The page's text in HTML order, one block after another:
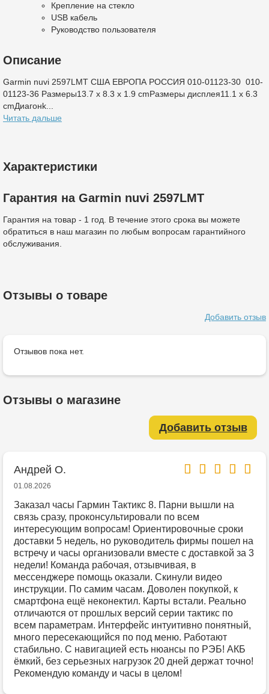
Крепление на стекло
USB кабель
Руководство пользователя
Описание
Garmin nuvi 2597LMT США ЕВРОПА РОССИЯ 010-01123-30 010-
01123-36 Размеры13.7 x 8.3 x 1.9 cmРазмеры дисплея11.1 x 6.3
cmДиагонk...
Читать дальше
Характеристики
Гарантия на Garmin nuvi 2597LMT
Гарантия на товар - 1 год. В течение этого срока вы можете
обратиться в наш магазин по любым вопросам гарантийного
обслуживания.
Отзывы о товаре
Добавить отзыв
Отзывов пока нет.
Отзывы о магазине
Добавить отзыв
Андрей О.
01.08.2026
Заказал часы Гармин Тактикс 8. Парни вышли на
связь сразу, проконсультировали по всем
интересующим вопросам! Ориентировочные сроки
доставки 5 недель, но руководитель фирмы пошел на
встречу и часы организовали вместе с доставкой за 3
недели! Команда рабочая, отзывчивая, в
мессенджере помощь оказали. Скинули видео
инструкции. По самим часам. Доволен покупкой, к
смартфона ещё неконектил. Карты встали. Реально
отличаются от прошлых версий серии тактикс по
всем параметрам. Интерфейс интуитивно понятный,
много пересекающийся по под меню. Работают
стабильно. С навигацией есть нюансы по РЭБ! АКБ
ёмкий, без серьезных нагрузок 20 дней держат точно!
Рекомендую команду и часы в целом!